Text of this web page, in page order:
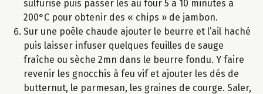
sulfurisé puis passer les au four 5 à 10 minutes à
200°C pour obtenir des « chips » de jambon.
Sur une poêle chaude ajouter le beurre et l’ail haché
puis laisser infuser quelques feuilles de sauge
fraîche ou sèche 2mn dans le beurre fondu. Y faire
revenir les gnocchis à feu vif et ajouter les dés de
butternut, le parmesan, les graines de courge. Saler,